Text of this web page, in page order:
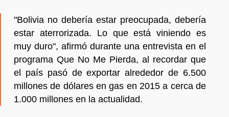
"Bolivia no debería estar preocupada, debería
estar aterrorizada. Lo que está viniendo es
muy duro", afirmó durante una entrevista en el
programa Que No Me Pierda, al recordar que
el país pasó de exportar alrededor de 6.500
millones de dólares en gas en 2015 a cerca de
1.000 millones en la actualidad.